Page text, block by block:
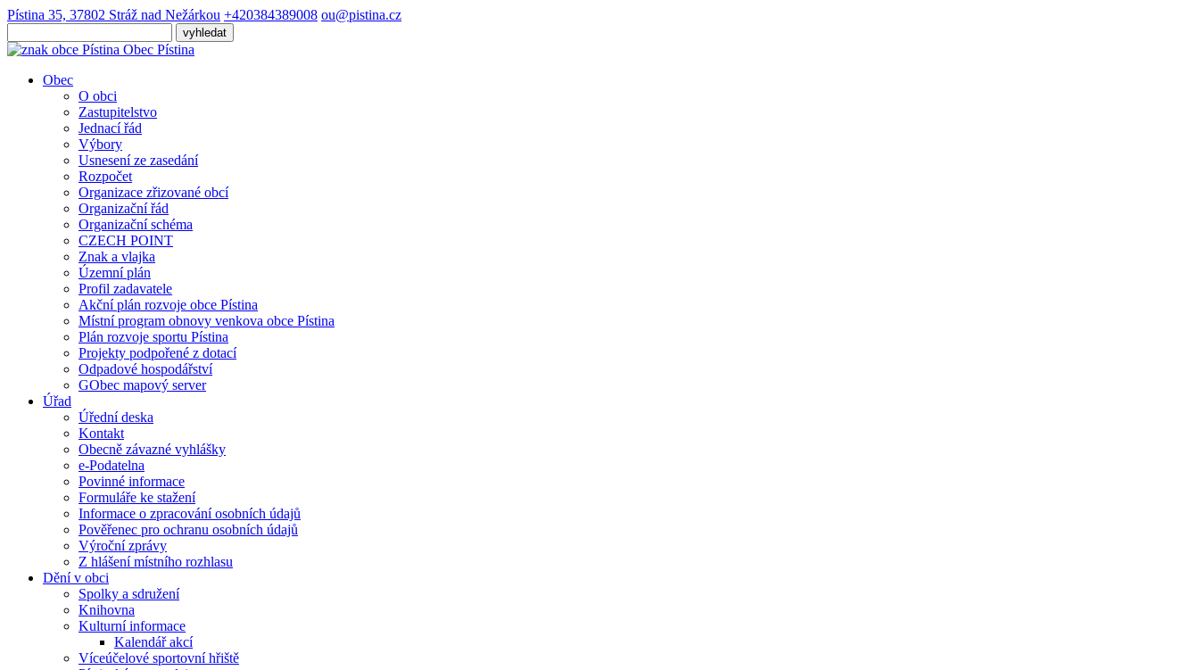
Pístina 35, 37802 Stráž nad Nežárkou +420384389008 ou@pistina.cz
Obec Pístina
Obec
O obci
Zastupitelstvo
Jednací řád
Výbory
Usnesení ze zasedání
Rozpočet
Organizace zřizované obcí
Organizační řád
Organizační schéma
CZECH POINT
Znak a vlajka
Územní plán
Profil zadavatele
Akční plán rozvoje obce Pístina
Místní program obnovy venkova obce Pístina
Plán rozvoje sportu Pístina
Projekty podpořené z dotací
Odpadové hospodářství
GObec mapový server
Úřad
Úřední deska
Kontakt
Obecně závazné vyhlášky
e-Podatelna
Povinné informace
Formuláře ke stažení
Informace o zpracování osobních údajů
Pověřenec pro ochranu osobních údajů
Výroční zprávy
Z hlášení místního rozhlasu
Dění v obci
Spolky a sdružení
Knihovna
Kulturní informace
Kalendář akcí
Víceúčelové sportovní hřiště